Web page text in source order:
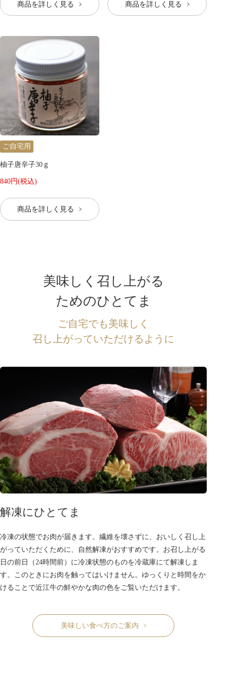
商品を詳しく見る 商品を詳しく見る
ご自宅用
柚子唐辛子30ｇ
840円(税込)
商品を詳しく見る
美味しく召し上がる
ためのひとてま
ご自宅でも美味しく
召し上がっていただけるように
解凍にひとてま
冷凍の状態でお肉が届きます。繊維を壊さずに、おいしく召し上
がっていただくために、自然解凍がおすすめです。お召し上がる
日の前日（24時間前）に冷凍状態のものを冷蔵庫にて解凍しま
す。このときにお肉を触ってはいけません。ゆっくりと時間をか
けることで近江牛の鮮やかな肉の色をご覧いただけます。
美味しい食べ方のご案内